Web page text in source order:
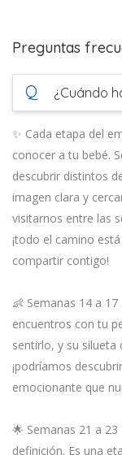
Preguntas
Q ¿Cuándo
✨ Cada etapa del
conocer a tu bebé.
descubrir distintos
imagen clara y
visitarnos entre las
¡todo el camino
compartir contigo!
👶 Semanas 14 a
encuentros con tu
sentirlo, y su silueta
¡podríamos
emocionante que
🌟 Semanas 21 a
definición. Es una